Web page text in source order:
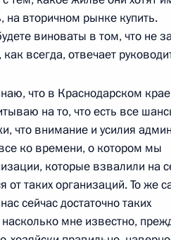
Правительства
на вторичном рынке купить.
виноваты в том, что не
всегда, отвечает
что в Краснодарском крае
на то, что есть все
что внимание и усилия
ко времени, о котором мы
которые взвалили на
таких организаций. То же
сейчас достаточно таких
мне известно,